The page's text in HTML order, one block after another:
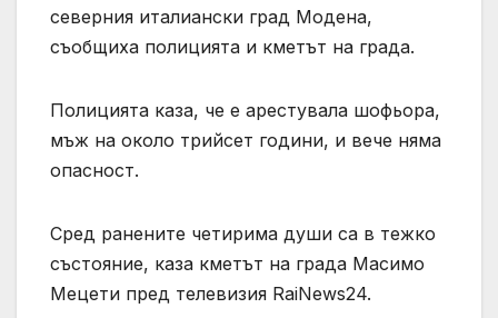
северния италиански град Модена,
съобщиха полицията и кметът на града.
Полицията каза, че е арестувала шофьора,
мъж на около трийсет години, и вече няма
опасност.
Сред ранените четирима души са в тежко
състояние, каза кметът на града Масимо
Мецети пред телевизия RaiNews24.